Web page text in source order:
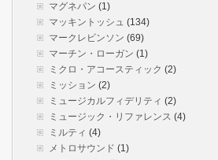
マグネパン (1)
マッキントッシュ (134)
マークレビンソン (69)
マーチン・ローガン (1)
ミクロ・アコースティック (2)
ミッション (2)
ミュージカルフィデリティ (2)
ミュージック・リファレンス (4)
ミルティ (4)
メトロサウンド (1)